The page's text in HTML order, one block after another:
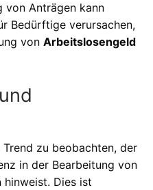
von Anträgen kann
Bedürftige verursachen,
von Arbeitslosengeld
zu beobachten, der
in der Bearbeitung von
hinweist. Dies ist